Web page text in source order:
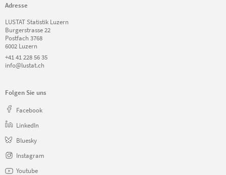
Adresse
LUSTAT Statistik Luzern
Burgerstrasse 22
Postfach 3768
6002 Luzern
+41 41 228 56 35
info@lustat.ch
Folgen Sie uns
Facebook
LinkedIn
Bluesky
Instagram
Youtube